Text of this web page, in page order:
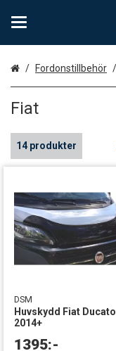
HemFordonstillbehör
Fiat
DSM
Huvskydd Fiat Ducato
2014+
1395:-
14 produkter